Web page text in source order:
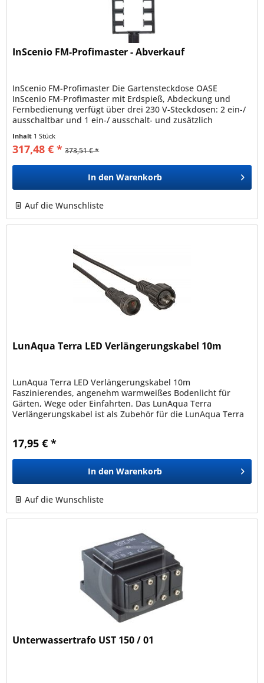
InScenio FM-Profimaster - Abverkauf
InScenio FM-Profimaster Die Gartensteckdose OASE
InScenio FM-Profimaster mit Erdspieß, Abdeckung und
Fernbedienung verfügt über drei 230 V-Steckdosen: 2 ein-/
ausschaltbar und 1 ein-/ ausschalt- und zusätzlich
Inhalt 1 Stück
317,48 € * 373,51 € *
In den Warenkorb
Auf die Wunschliste
LunAqua Terra LED Verlängerungskabel 10m
LunAqua Terra LED Verlängerungskabel 10m
Faszinierendes, angenehm warmweißes Bodenlicht für
Gärten, Wege oder Einfahrten. Das LunAqua Terra
Verlängerungskabel ist als Zubehör für die LunAqua Terra
17,95 € *
In den Warenkorb
Auf die Wunschliste
Unterwassertrafo UST 150 / 01